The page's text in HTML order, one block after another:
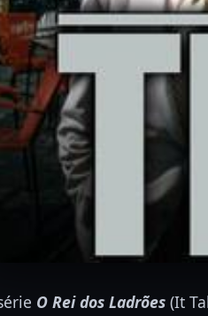
O Rei dos Ladrões (It